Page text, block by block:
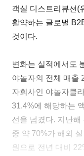
객실 디스트리뷰션(
활약하는 글로벌
것이다.
변화는 실적에서도
야놀자의 전체 매출
자회사인 야놀자클
31.4%에 해당하는
선을 넘겼다. 지난해
중 약 70%가 해외
원으로 전년 대비